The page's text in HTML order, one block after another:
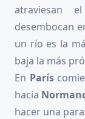
atraviesan
desembocan
un río es la
baja la más
En París
hacia
hacer una